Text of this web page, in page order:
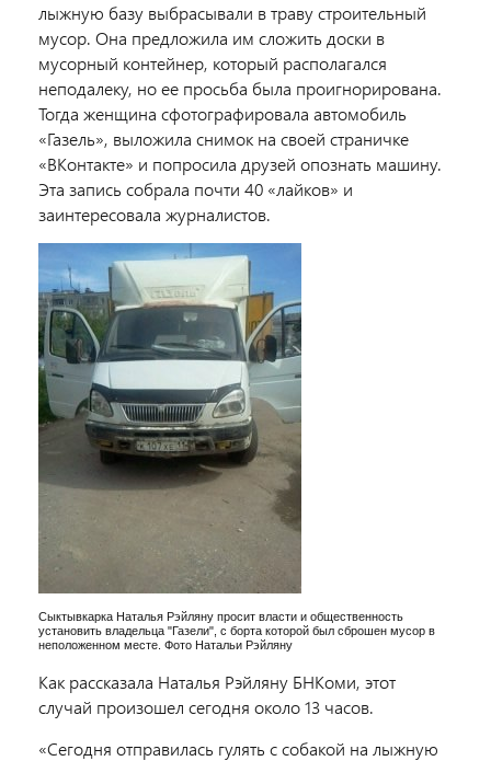
лыжную базу выбрасывали в траву строительный
мусор. Она предложила им сложить доски в
мусорный контейнер, который располагался
неподалеку, но ее просьба была проигнорирована.
Тогда женщина сфотографировала автомобиль
«Газель», выложила снимок на своей страничке
«ВКонтакте» и попросила друзей опознать машину.
Эта запись собрала почти 40 «лайков» и
заинтересовала журналистов.
Сыктывкарка Наталья Рэйляну просит власти и общественность
установить владельца "Газели", с борта которой был сброшен мусор в
неположенном месте. Фото Натальи Рэйляну
Как рассказала Наталья Рэйляну БНКоми, этот
случай произошел сегодня около 13 часов.
«Сегодня отправилась гулять с собакой на лыжную